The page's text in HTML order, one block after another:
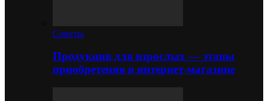
Советы
Продукция для взрослых — этапы
приобретения в интернет-магазине